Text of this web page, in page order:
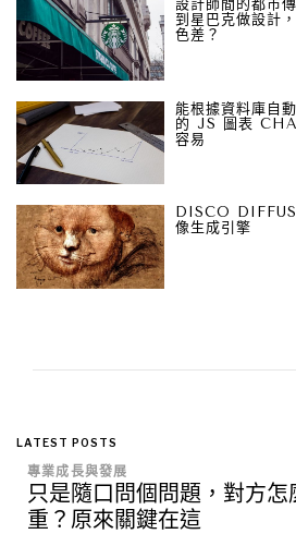
設計師間的都市
到星巴克做設計
色差？
能根據資料庫自
的 JS 圖表
容易
DISCO
像生成引擎
LATEST POSTS
專業成長與發展
只是隨口問個問題，對方怎
重？原來關鍵在這